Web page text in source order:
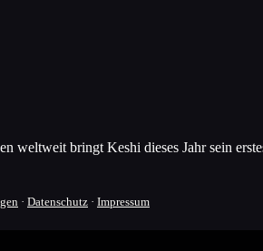
weltweit bringt Keshi dieses Jahr sein
· Datenschutz · Impressum